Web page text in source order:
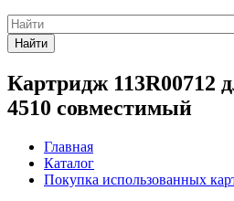
Найти
Картридж 113R00712
4510 совместимый
Главная
Каталог
Покупка использованных